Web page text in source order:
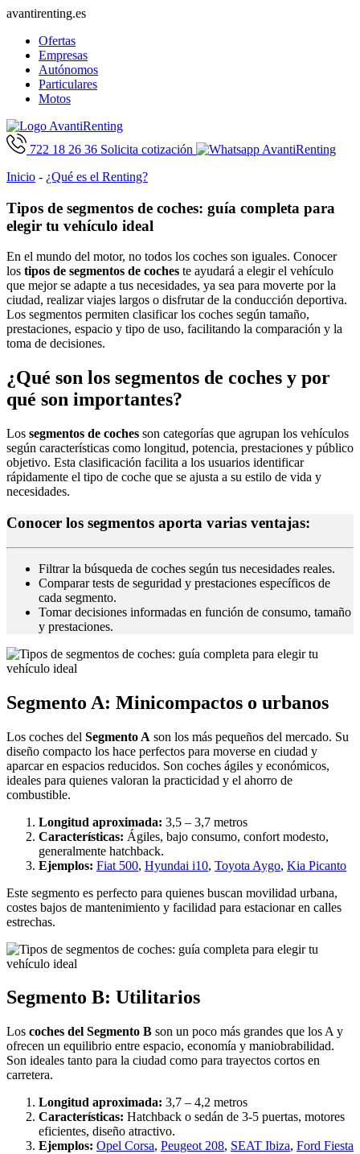
avantirenting.es
Ofertas
Empresas
Autónomos
Particulares
Motos
722 18 26 36 Solicita cotización
Inicio - ¿Qué es el Renting?
Tipos de segmentos de coches: guía completa para
elegir tu vehículo ideal
En el mundo del motor, no todos los coches son iguales. Conocer
los tipos de segmentos de coches te ayudará a elegir el vehículo
que mejor se adapte a tus necesidades, ya sea para moverte por la
ciudad, realizar viajes largos o disfrutar de la conducción deportiva.
Los segmentos permiten clasificar los coches según tamaño,
prestaciones, espacio y tipo de uso, facilitando la comparación y la
toma de decisiones.
¿Qué son los segmentos de coches y por
qué son importantes?
Los segmentos de coches son categorías que agrupan los vehículos
según características como longitud, potencia, prestaciones y público
objetivo. Esta clasificación facilita a los usuarios identificar
rápidamente el tipo de coche que se ajusta a su estilo de vida y
necesidades.
Conocer los segmentos aporta varias ventajas:
Filtrar la búsqueda de coches según tus necesidades reales.
Comparar tests de seguridad y prestaciones específicos de
cada segmento.
Tomar decisiones informadas en función de consumo, tamaño
y prestaciones.
Segmento A: Minicompactos o urbanos
Los coches del Segmento A son los más pequeños del mercado. Su
diseño compacto los hace perfectos para moverse en ciudad y
aparcar en espacios reducidos. Son coches ágiles y económicos,
ideales para quienes valoran la practicidad y el ahorro de
combustible.
Longitud aproximada: 3,5 – 3,7 metros
Características: Ágiles, bajo consumo, confort modesto,
generalmente hatchback.
Ejemplos: Fiat 500, Hyundai i10, Toyota Aygo, Kia Picanto
Este segmento es perfecto para quienes buscan movilidad urbana,
costes bajos de mantenimiento y facilidad para estacionar en calles
estrechas.
Segmento B: Utilitarios
Los coches del Segmento B son un poco más grandes que los A y
ofrecen un equilibrio entre espacio, economía y maniobrabilidad.
Son ideales tanto para la ciudad como para trayectos cortos en
carretera.
Longitud aproximada: 3,7 – 4,2 metros
Características: Hatchback o sedán de 3-5 puertas, motores
eficientes, diseño atractivo.
Ejemplos: Opel Corsa, Peugeot 208, SEAT Ibiza, Ford Fiesta